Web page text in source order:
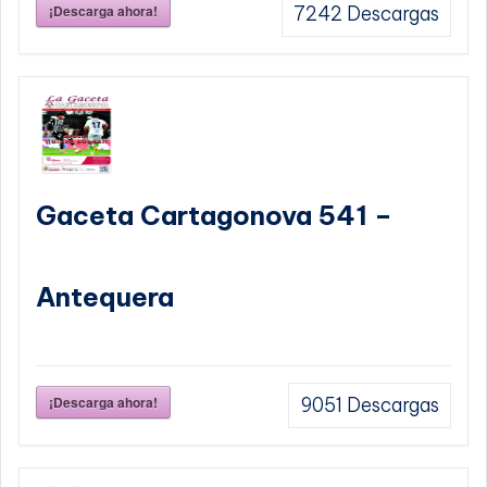
¡Descarga ahora! 7242 Descargas
Gaceta Cartagonova 541 –
Antequera
¡Descarga ahora! 9051 Descargas